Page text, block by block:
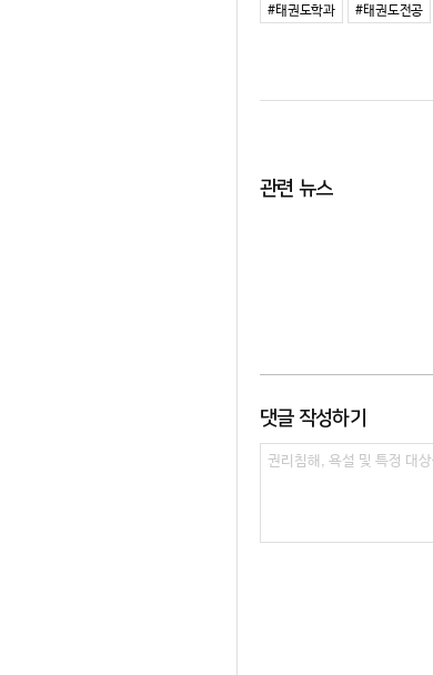
#태권도학과 #태권도전공
관련 뉴스
댓글 작성하기